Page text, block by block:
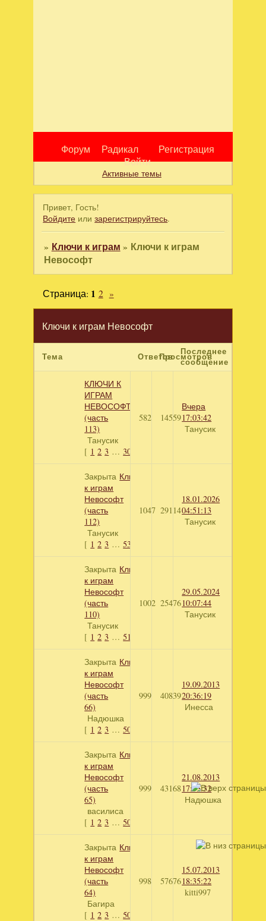
Форум Радикал
Регистрация
Войти
Активные темы
Привет, Гость!
Войдите илизарегистрируйтесь.
» Ключи к играм » Ключи к играм
Невософт
Ключи к играм Невософт
Страница: 1 2 »
Тема ОтветовПросмотров
Последнее
сообщение
КЛЮЧИ К
ИГРАМ
НЕВОСОФТ
(часть
113)
Танусик
[ 1 2 3 … 30
582 14559
Вчера
17:03:42
Танусик
Закрыта Ключи
к играм
Невософт
(часть
112)
Танусик
[ 1 2 3 … 53
1047 29114
18.01.2026
04:51:13
Танусик
Закрыта Ключи
к играм
Невософт
(часть
110)
Танусик
[ 1 2 3 … 51
1002 25476
29.05.2024
10:07:44
Танусик
Закрыта Ключи
к играм
Невософт
(часть
66)
Надюшка
[ 1 2 3 … 50
999 40839
19.09.2013
20:36:19
Инесса
Закрыта Ключи
к играм
Невософт
(часть
65)
василиса
[ 1 2 3 … 50
999 43168
21.08.2013
17:53:32
Надюшка
Закрыта Ключи
к играм
Невософт
(часть
64)
Багира
[ 1 2 3 … 50
998 57676
15.07.2013
18:35:22
kitti997